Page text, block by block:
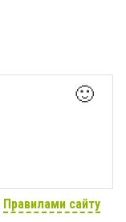
🙂
Правилами сайту